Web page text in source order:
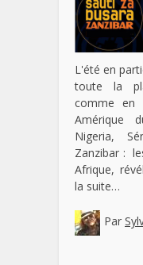
L'été en
toute la
comme en
Amérique
Nigeria,
Zanzibar :
Afrique,
la suite…
Par